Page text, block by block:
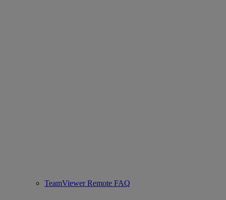
TeamViewer Remote FAQ